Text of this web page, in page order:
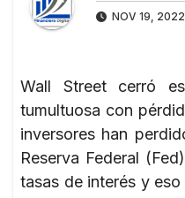
NOV 19, 2022
Wall Street cerró
tumultuosa con
inversores han
Reserva Federal
tasas de interés y